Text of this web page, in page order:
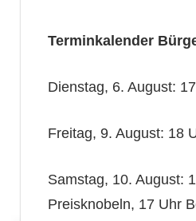
Terminkalender
Dienstag, 6. August:
Freitag, 9. August: 18
Samstag, 10. August:
Preisknobeln, 17 Uhr